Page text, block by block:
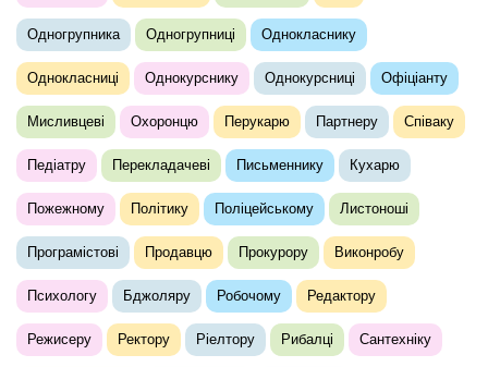
Одногрупника Одногрупниці Однокласнику
Однокласниці Однокурснику Однокурсниці Офіціанту
Мисливцеві Охоронцю Перукарю Партнеру Співаку
Педіатру Перекладачеві Письменнику Кухарю
Пожежному Політику Поліцейському Листоноші
Програмістові Продавцю Прокурору Виконробу
Психологу Бджоляру Робочому Редактору
Режисеру Ректору Ріелтору Рибалці Сантехніку